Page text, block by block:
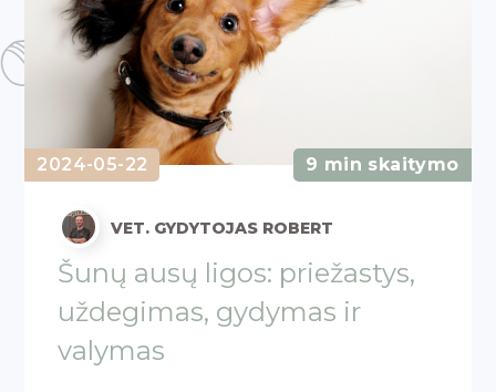
2024-05-22 9 min skaitymo
VET. GYDYTOJAS ROBERT
Šunų ausų ligos: priežastys,
uždegimas, gydymas ir
valymas